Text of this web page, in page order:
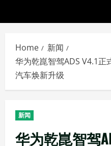
Home
新闻
华为乾崑智驾ADS V4.1
汽车焕新升级
新闻
华为乾崑智驾